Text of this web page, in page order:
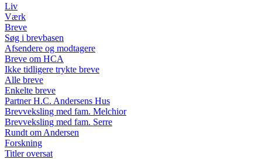
Liv
Værk
Breve
Søg i brevbasen
Afsendere og modtagere
Breve om HCA
Ikke tidligere trykte breve
Alle breve
Enkelte breve
Partner H.C. Andersens Hus
Brevveksling med fam. Melchior
Brevveksling med fam. Serre
Rundt om Andersen
Forskning
Titler oversat